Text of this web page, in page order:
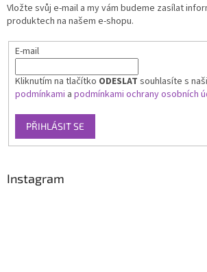
Vložte svůj e-mail a my vám budeme zasílat
produktech na našem e-shopu.
E-mail
Kliknutím na tlačítko ODESLAT souhlasíte s
podmínkami a podmínkami ochrany osobních
PŘIHLÁSIT SE
Instagram